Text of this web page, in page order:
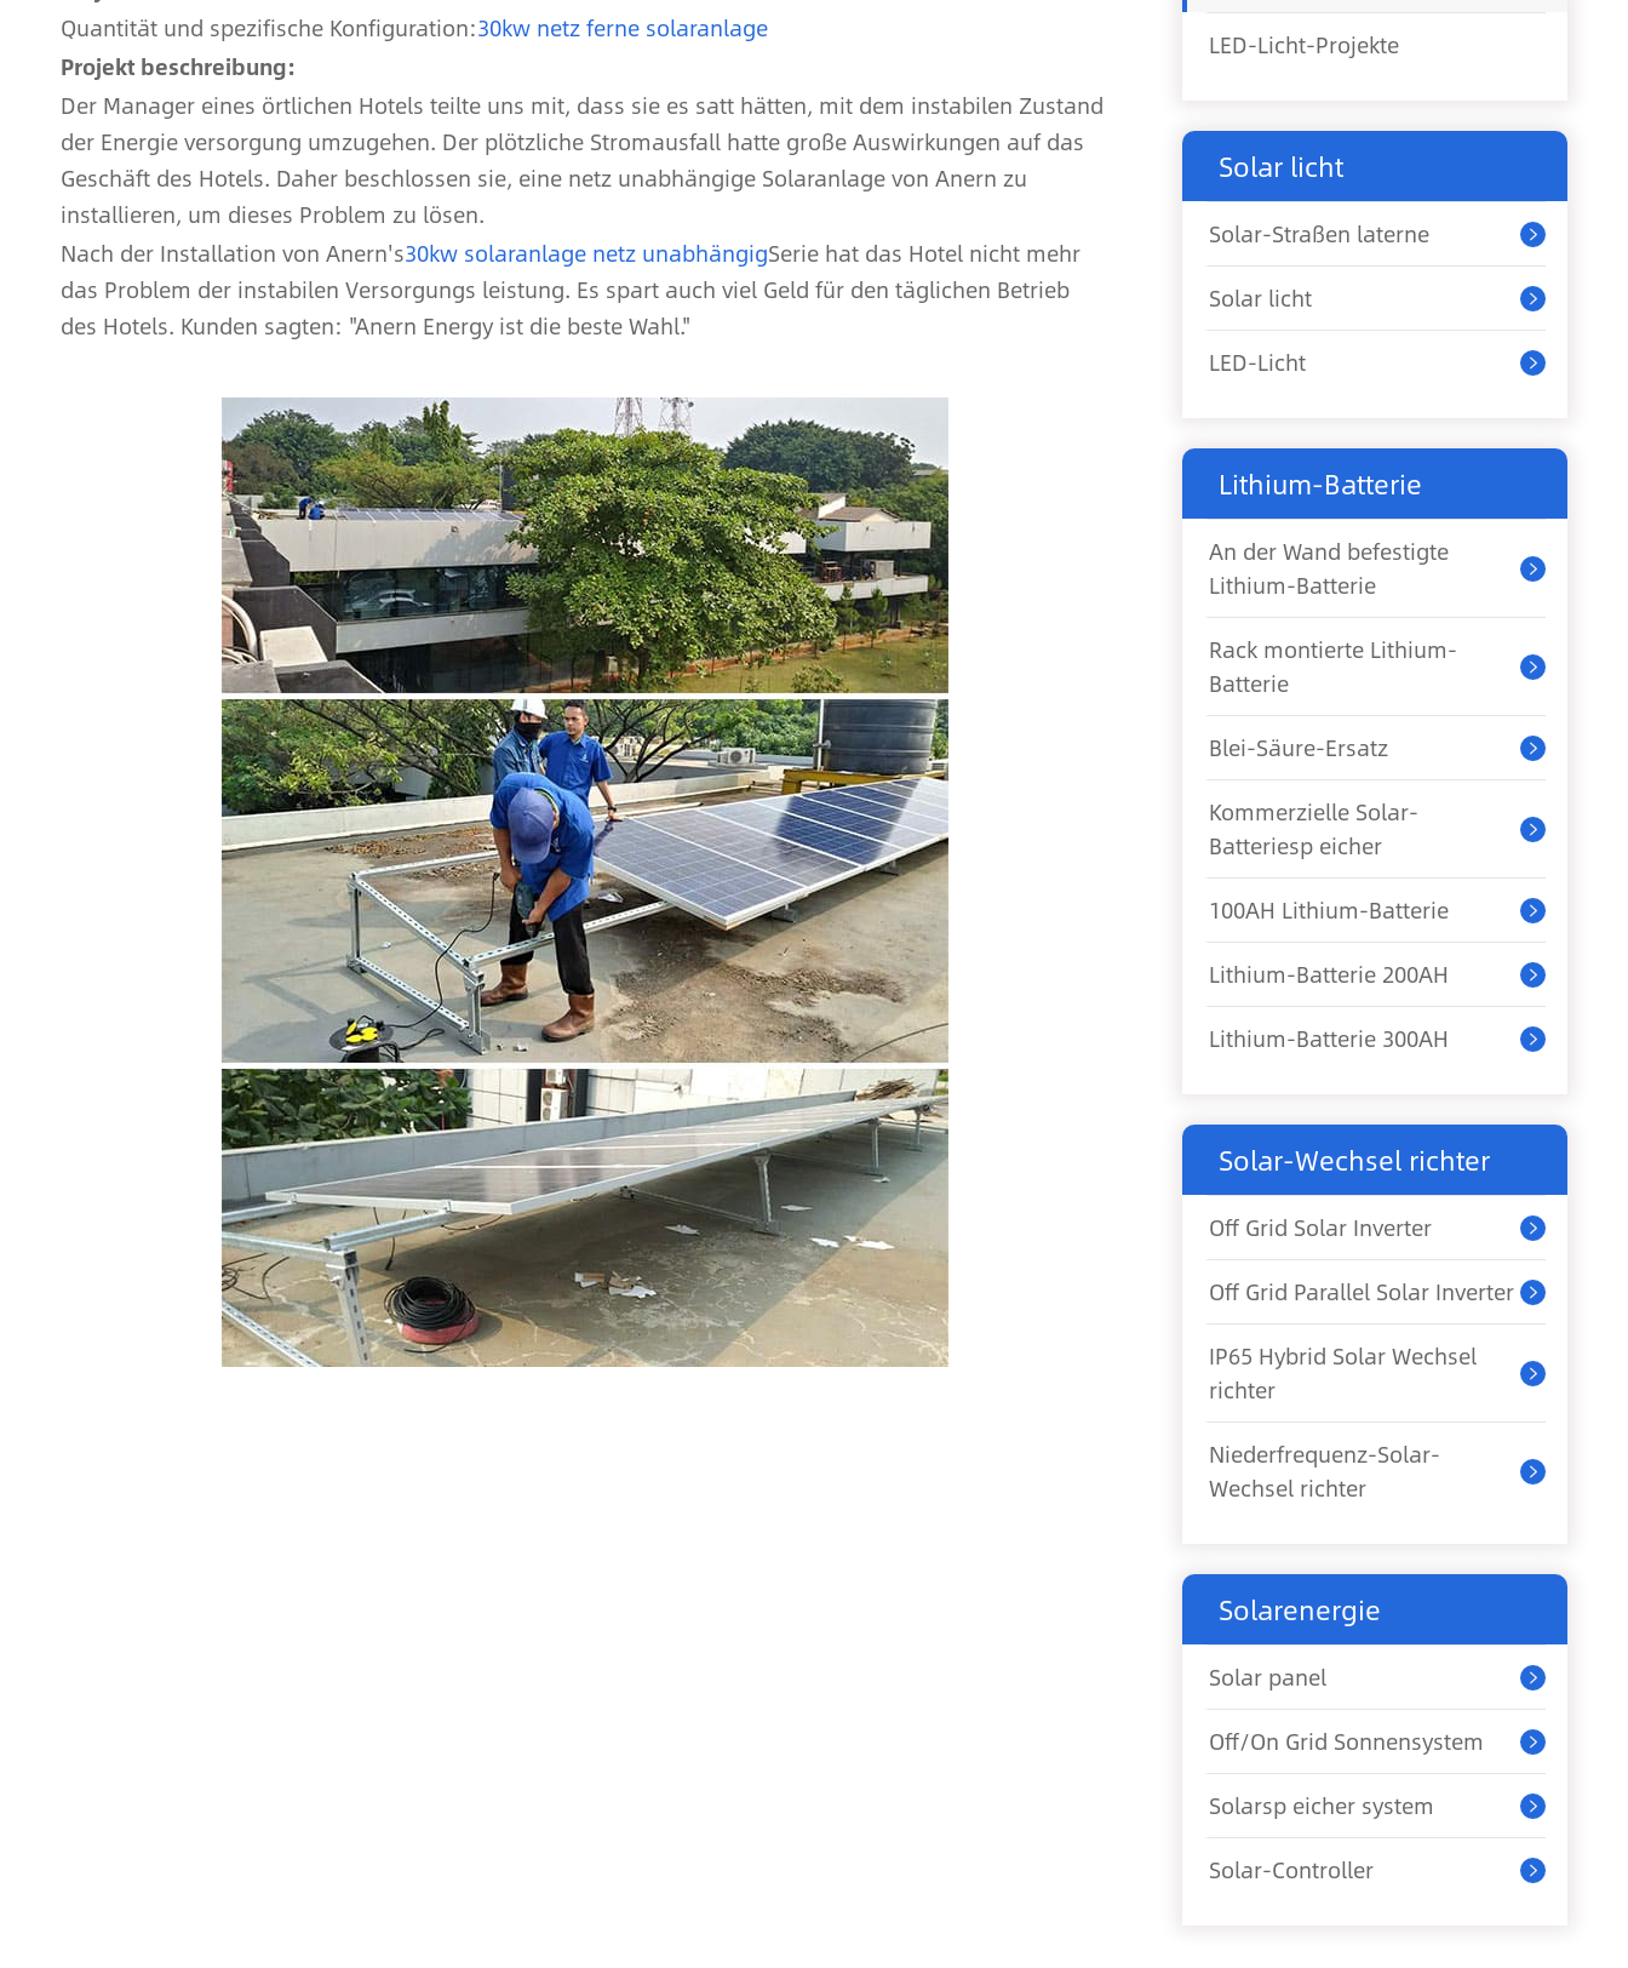
Quantität und spezifische Konfiguration:30kw netz ferne solaranlage
Projekt beschreibung:
Der Manager eines örtlichen Hotels teilte uns mit, dass sie es satt hätten, mit dem instabilen Zustand
der Energie versorgung umzugehen. Der plötzliche Stromausfall hatte große Auswirkungen auf das
Geschäft des Hotels. Daher beschlossen sie, eine netz unabhängige Solaranlage von Anern zu
installieren, um dieses Problem zu lösen.
Nach der Installation von Anern's30kw solaranlage netz unabhängigSerie hat das Hotel nicht mehr
das Problem der instabilen Versorgungs leistung. Es spart auch viel Geld für den täglichen Betrieb
des Hotels. Kunden sagten: "Anern Energy ist die beste Wahl."
LED-Licht-Projekte
Solar licht
Solar-Straßen laterne 
Solar licht 
LED-Licht 
Lithium-Batterie
An der Wand befestigte
Lithium-Batterie

Rack montierte Lithium-
Batterie

Blei-Säure-Ersatz 
Kommerzielle Solar-
Batteriesp eicher

100AH Lithium-Batterie 
Lithium-Batterie 200AH 
Lithium-Batterie 300AH 
Solar-Wechsel richter
Off Grid Solar Inverter 
Off Grid Parallel Solar Inverter 
IP65 Hybrid Solar Wechsel
richter

Niederfrequenz-Solar-
Wechsel richter

Solarenergie
Solar panel 
Off/On Grid Sonnensystem 
Solarsp eicher system 
Solar-Controller 